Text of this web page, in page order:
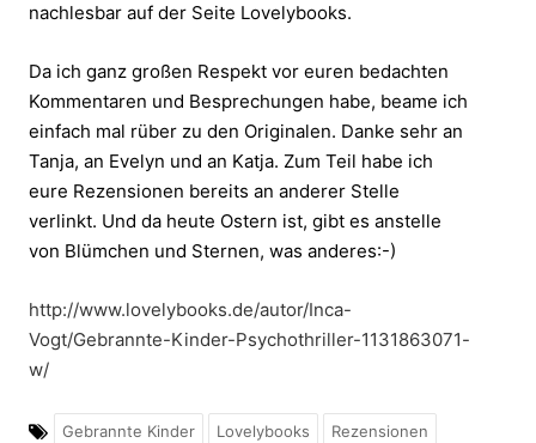
nachlesbar auf der Seite Lovelybooks.
Da ich ganz großen Respekt vor euren bedachten
Kommentaren und Besprechungen habe, beame ich
einfach mal rüber zu den Originalen. Danke sehr an
Tanja, an Evelyn und an Katja. Zum Teil habe ich
eure Rezensionen bereits an anderer Stelle
verlinkt. Und da heute Ostern ist, gibt es anstelle
von Blümchen und Sternen, was anderes:-)
http://www.lovelybooks.de/autor/Inca-
Vogt/Gebrannte-Kinder-Psychothriller-1131863071-
w/
Gebrannte Kinder Lovelybooks Rezensionen